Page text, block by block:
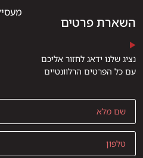
השארת פרטים
נציג שלנו ידאג לחזור אליכם
עם כל הפרטים הרלוונטיים